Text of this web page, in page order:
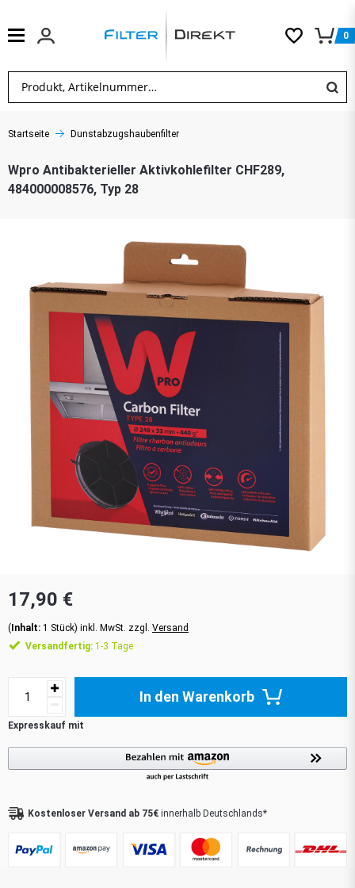
0
Startseite Dunstabzugshaubenfilter
Wpro Antibakterieller Aktivkohlefilter CHF289,
484000008576, Typ 28
17,90 €
(Inhalt: 1 Stück) inkl. MwSt. zzgl. Versand
Versandfertig: 1-3 Tage
In den Warenkorb
Kostenloser Versand ab 75€ innerhalb Deutschlands*